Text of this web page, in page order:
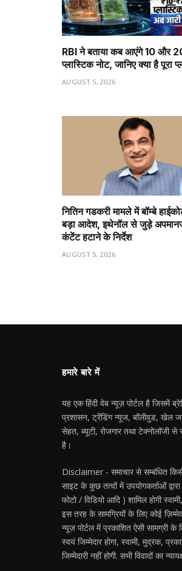
RBI ने बताया कब आएंगे ₹10 और
प्लास्टिक नोट, जानिए क्या है पूरा
AUGUST 5, 2026
नितिन गडकरी मामले में बॉम्बे
बड़ा आदेश, इथेनॉल से जुड़े
कंटेंट हटाने के निर्देश
AUGUST 5, 2026
हमारे बारे में
यह एक हिंदी वेब न्यूज़ पोर्टल है जिसमें
प्रशासन, ट्रेंडिंग न्यूज, बॉलीवुड, खेल
सेहत, ब्यूटी, रोजगार तथा टेक्नोलॉजी
है।
Disclaimer - समाचार से सम्बंधित
साइट के कुछ तत्वों में उपयोगकर्ताओं
फोटो / विडियो आदि ) शामिल होगी
इस तरह के सामग्रियों के लिए कोई
न्यूज़ पोर्टल में प्रकाशित ऐसी सामग्री के
स्वयं जिम्मेदार होगा, स्वामी, मुद्रक,
जिम्मेदारी नहीं होगी. सभी विवादों का